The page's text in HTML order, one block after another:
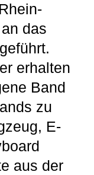
das
erhalten
Band
zu
E-
aus der